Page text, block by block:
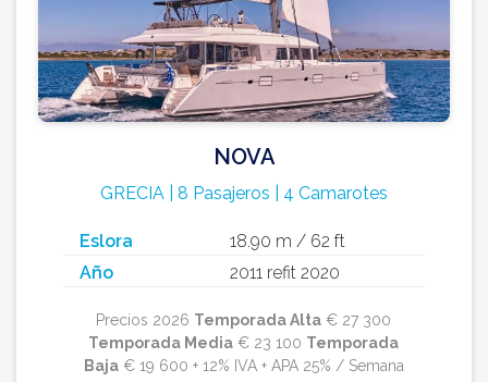
NOVA
GRECIA | 8 Pasajeros | 4 Camarotes
Eslora
18.90 m / 62 ft
Año
2011 refit 2020
Precios 2026 Temporada Alta € 27 300
Temporada Media € 23 100 Temporada
Baja€ 19 600 + 12% IVA + APA 25% / Semana